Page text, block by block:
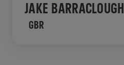
JAKE BARRACLOUGH
GBR